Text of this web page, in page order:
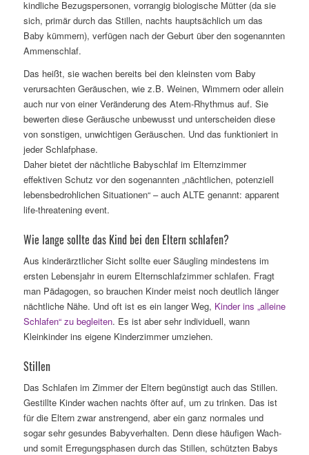
kindliche Bezugspersonen, vorrangig biologische Mütter (da sie
sich, primär durch das Stillen, nachts hauptsächlich um das
Baby kümmern), verfügen nach der Geburt über den sogenannten
Ammenschlaf.
Das heißt, sie wachen bereits bei den kleinsten vom Baby
verursachten Geräuschen, wie z.B. Weinen, Wimmern oder allein
auch nur von einer Veränderung des Atem-Rhythmus auf. Sie
bewerten diese Geräusche unbewusst und unterscheiden diese
von sonstigen, unwichtigen Geräuschen. Und das funktioniert in
jeder Schlafphase.
Daher bietet der nächtliche Babyschlaf im Elternzimmer
effektiven Schutz vor den sogenannten „nächtlichen, potenziell
lebensbedrohlichen Situationen“ – auch ALTE genannt: apparent
life-threatening event.
Wie lange sollte das Kind bei den Eltern schlafen?
Aus kinderärztlicher Sicht sollte euer Säugling mindestens im
ersten Lebensjahr in eurem Elternschlafzimmer schlafen. Fragt
man Pädagogen, so brauchen Kinder meist noch deutlich länger
nächtliche Nähe. Und oft ist es ein langer Weg, Kinder ins „alleine
Schlafen“ zu begleiten. Es ist aber sehr individuell, wann
Kleinkinder ins eigene Kinderzimmer umziehen.
Stillen
Das Schlafen im Zimmer der Eltern begünstigt auch das Stillen.
Gestillte Kinder wachen nachts öfter auf, um zu trinken. Das ist
für die Eltern zwar anstrengend, aber ein ganz normales und
sogar sehr gesundes Babyverhalten. Denn diese häufigen Wach-
und somit Erregungsphasen durch das Stillen, schützten Babys